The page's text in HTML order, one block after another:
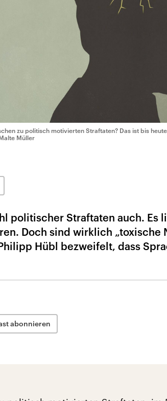
zu politisch motivierten Straftaten? Das ist bis
Müller
politischer Straftaten auch. Es
Doch sind wirklich „toxische
Hübl bezweifelt, dass
abonnieren